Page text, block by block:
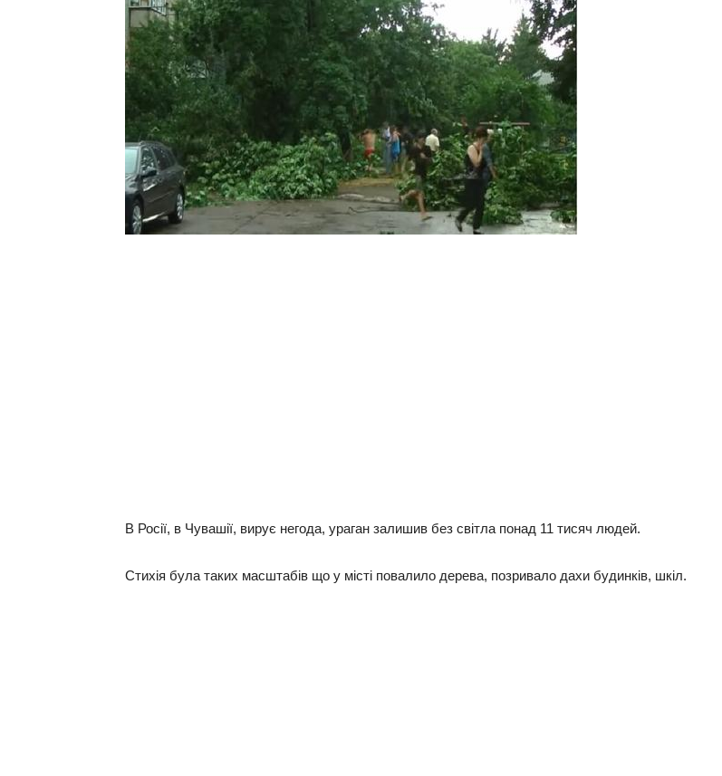
В Росії, в Чувашії, вирує негода, ураган залишив без світла понад 11 тисяч людей.
Стихія була таких масштабів що у місті повалило дерева, позривало дахи будинків, шкіл.